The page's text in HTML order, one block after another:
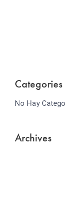
Categories
No Hay
Archives